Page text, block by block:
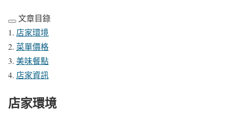
文章目錄
店家環境
菜單價格
美味餐點
店家資訊
店家環境